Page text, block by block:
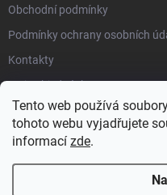
Tento web používá
tohoto webu vyjadřujete
informací zde.
Obchodní podmínky
Podmínky ochrany osobních
Kontakty
Moje objednávka